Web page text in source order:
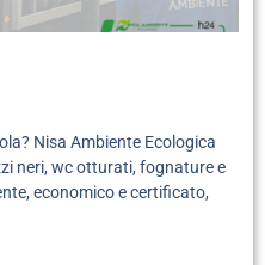
Nisa Ambiente Ecologica
neri, wc otturati, fognature e
economico e certificato,